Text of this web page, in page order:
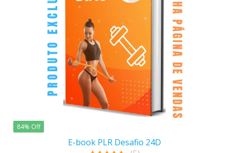
84% Off
E-book PLR Desafio 24D